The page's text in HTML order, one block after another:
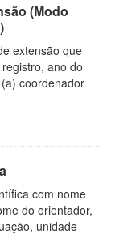
(Modo
extensão que
ano do
coordenador
com nome
do orientador,
unidade